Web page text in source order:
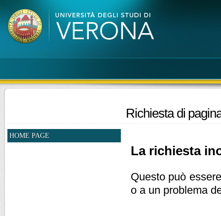
Richiesta di
HOME PAGE
La richiesta
Questo può
o a un problema